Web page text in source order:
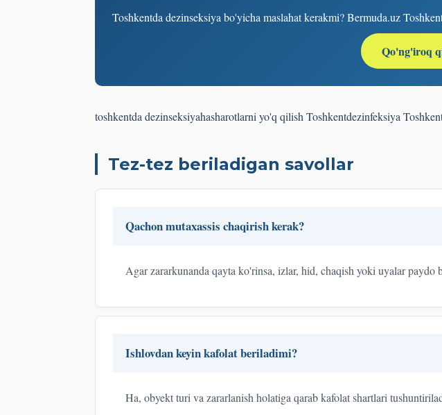
Toshkentda dezinseksiya bo'yicha maslahat kerakmi? Bermuda.uz
Qo'ng'iroq
toshkentda dezinseksiyahasharotlarni yo'q qilish Toshkentdezinfeksiya
Tez-tez beriladigan savollar
Qachon mutaxassis chaqirish kerak?
Agar zararkunanda qayta ko'rinsa, izlar, hid, chaqish yoki uyalar
Ishlovdan keyin kafolat beriladimi?
Ha, obyekt turi va zararlanish holatiga qarab kafolat shartlari